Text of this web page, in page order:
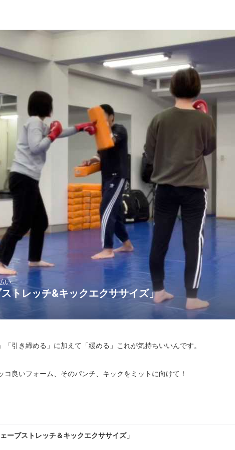
い
トレッチ&キックエクササイズ」
引き締める」に加えて「緩める」これが気持ちいいんです。
良いフォーム、そのパンチ、キックをミットに向けて！
ックエクササイズ」90分
ーブストレッチ＆キックエクササイズ」